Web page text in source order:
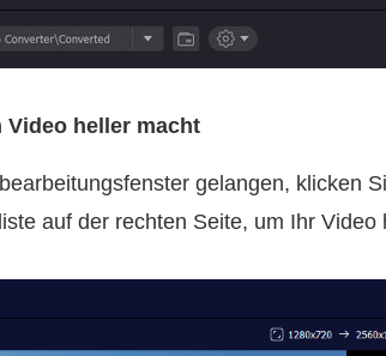
Video heller macht
gelangen, klicken
auf der rechten Seite, um Ihr Video